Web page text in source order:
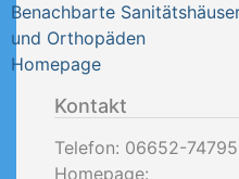
Benachbarte
und Orthopäden
Homepage
Kontakt
Telefon: 06652-
Homepage: